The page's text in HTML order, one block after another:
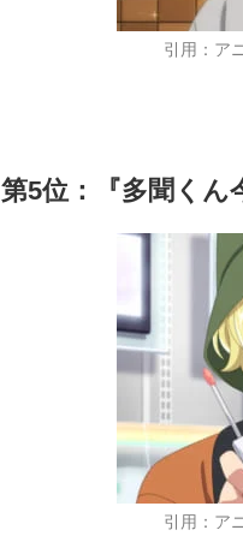
引用：ア
第5位：『多聞くん
引用：ア